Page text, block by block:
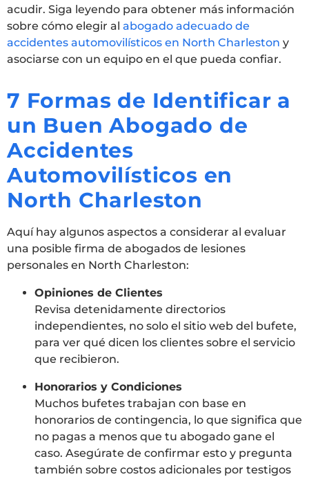
acudir. Siga leyendo para obtener más información
sobre cómo elegir al abogado adecuado de
accidentes automovilísticos en North Charleston y
asociarse con un equipo en el que pueda confiar.
7 Formas de Identificar a
un Buen Abogado de
Accidentes
Automovilísticos en
North Charleston
Aquí hay algunos aspectos a considerar al evaluar
una posible firma de abogados de lesiones
personales en North Charleston:
Opiniones de Clientes
Revisa detenidamente directorios
independientes, no solo el sitio web del bufete,
para ver qué dicen los clientes sobre el servicio
que recibieron.
Honorarios y Condiciones
Muchos bufetes trabajan con base en
honorarios de contingencia, lo que significa que
no pagas a menos que tu abogado gane el
caso. Asegúrate de confirmar esto y pregunta
también sobre costos adicionales por testigos